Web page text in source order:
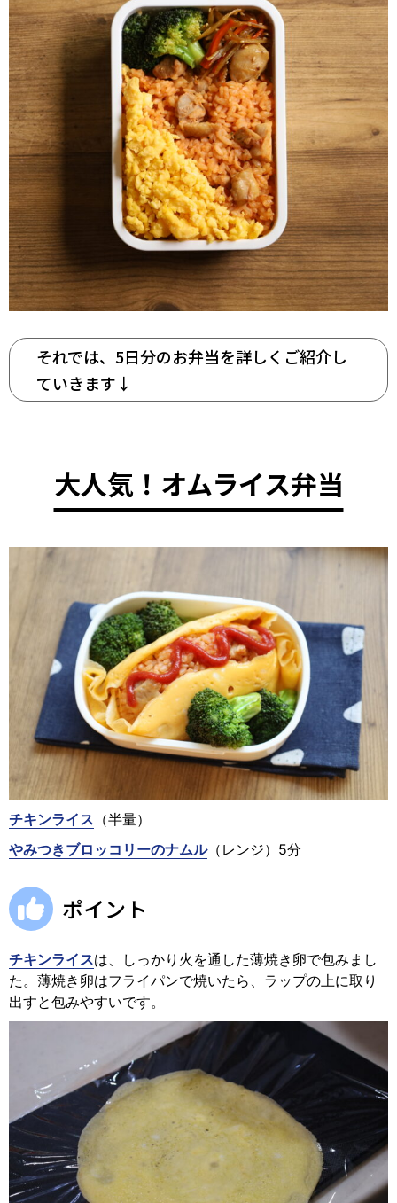
それでは、5日分のお弁当を詳しくご紹介し
ていきます↓
大人気！オムライス弁当
チキンライス （半量）
やみつきブロッコリーのナムル（レンジ）5分
ポイント
チキンライスは、しっかり火を通した薄焼き卵で包みまし
た。薄焼き卵はフライパンで焼いたら、ラップの上に取り
出すと包みやすいです。